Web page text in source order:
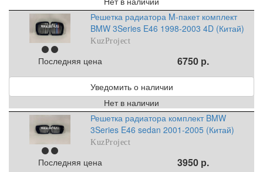
Решетка радиатора M-пакет комплект
BMW 3Series E46 1998-2003 4D (Китай)
KuzProject
Последняя цена 6750 р.
Уведомить о наличии
Нет в наличии
Решетка радиатора комплект BMW
3Series E46 sedan 2001-2005 (Китай)
KuzProject
Последняя цена 3950 р.